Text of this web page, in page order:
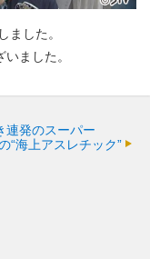
ました。
ました。
連発のスーパー
“海上アスレチック”